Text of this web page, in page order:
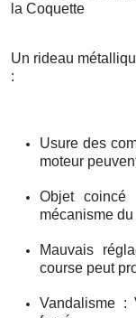
la Coquette
Un rideau
:
Usure des
moteur
Objet
mécanisme
Mauvais
course peut
Vandalisme :